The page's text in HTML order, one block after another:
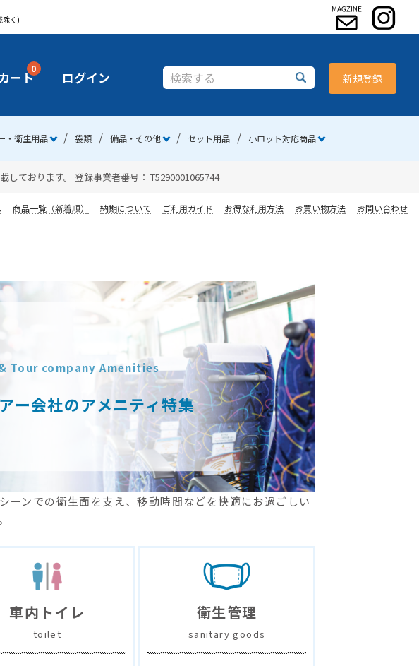
除く)
カート
0
ログイン 新規登録
・衛生用品 袋類 備品・その他 セット用品 小ロット対応商品
ております。 登録事業者番号： T5290001065744
商品一覧（新着順） 納期について ご利用ガイド お得な利用方法 お買い物方法 お問い合わせ
Tour company Amenities
ー会社のアメニティ特集
ーンでの衛生面を支え、移動時間などを快適にお過ごしい
車内トイレ
toilet
衛生管理
sanitary goods